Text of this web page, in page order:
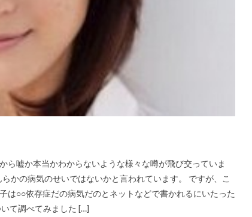
ら嘘か本当かわからないような様々な噂が飛び交っていま
かの病気のせいではないかと言われています。 ですが、こ
は○○依存症だの病気だのとネットなどで書かれるにいたった
て調べてみました […]